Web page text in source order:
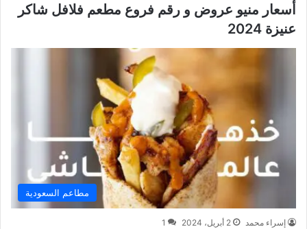
أسعار منيو عروض و رقم فروع مطعم فلافل شاكر
عنيزة 2024
مطاعم السعودية
إسراء محمد 2 أبريل، 2024 1